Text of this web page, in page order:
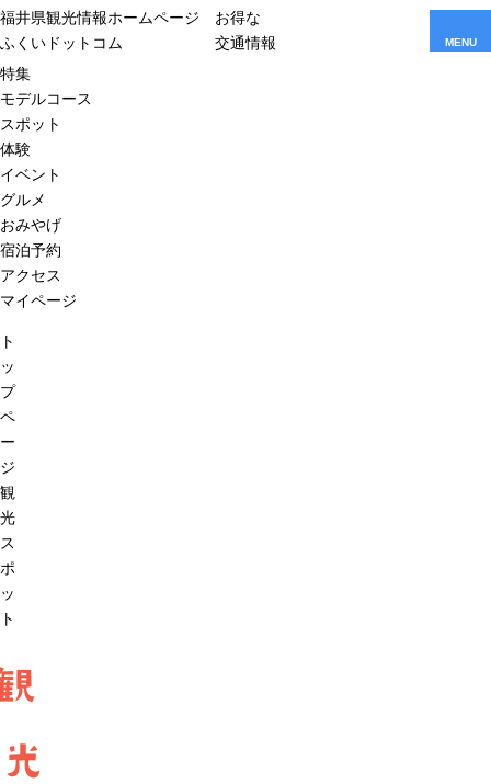
福井県観光情報ホームページ
ふくいドットコム
お得な
交通情報
MENU
特集
モデルコース
スポット
体験
イベント
グルメ
おみやげ
宿泊予約
アクセス
マイページ
ト
ッ
プ
ペ
ー
ジ
観
光
ス
ポ
ッ
ト
光